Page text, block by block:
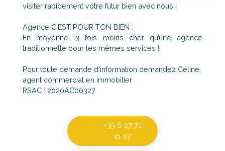
visiter rapidement votre futur bien avec nous !
Agence C'EST POUR TON BIEN :
En moyenne, 3 fois moins cher qu’une agence
traditionnelle pour les mêmes services !
Pour toute demande d'information demandez Céline,
agent commercial en immobilier
RSAC : 2020AC00327
+33 6 27 71
41 47